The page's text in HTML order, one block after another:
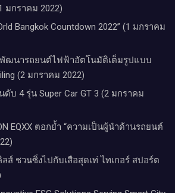
มกราคม 2022)
Bangkok Countdown 2022” (1 มกราคม
พัฒนารถยนต์ไฟฟ้าอัตโนมัติเต็มรูปแบบ
(2 มกราคม 2022)
บ 4 รุ่น Super Car GT 3 (2 มกราคม
EQXX ตอกย้ำ “ความเป็นผู้นำด้านรถยนต์
ส์ ชวนซิ่งไปกับเสือสุดเท่ ไทเกอร์ สปอร์ต